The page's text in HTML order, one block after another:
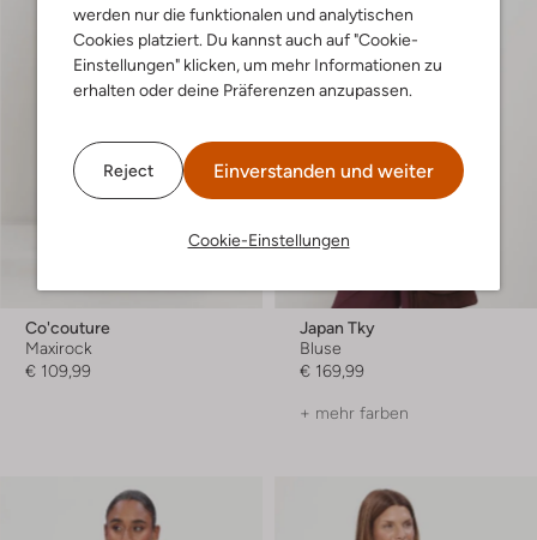
werden nur die funktionalen und analytischen
Cookies platziert. Du kannst auch auf "Cookie-
Einstellungen" klicken, um mehr Informationen zu
erhalten oder deine Präferenzen anzupassen.
Reject Einverstanden und weiter
Cookie-Einstellungen
Co'couture
Maxirock
€ 109,99
Japan Tky
Bluse
€ 169,99
+ mehr farben